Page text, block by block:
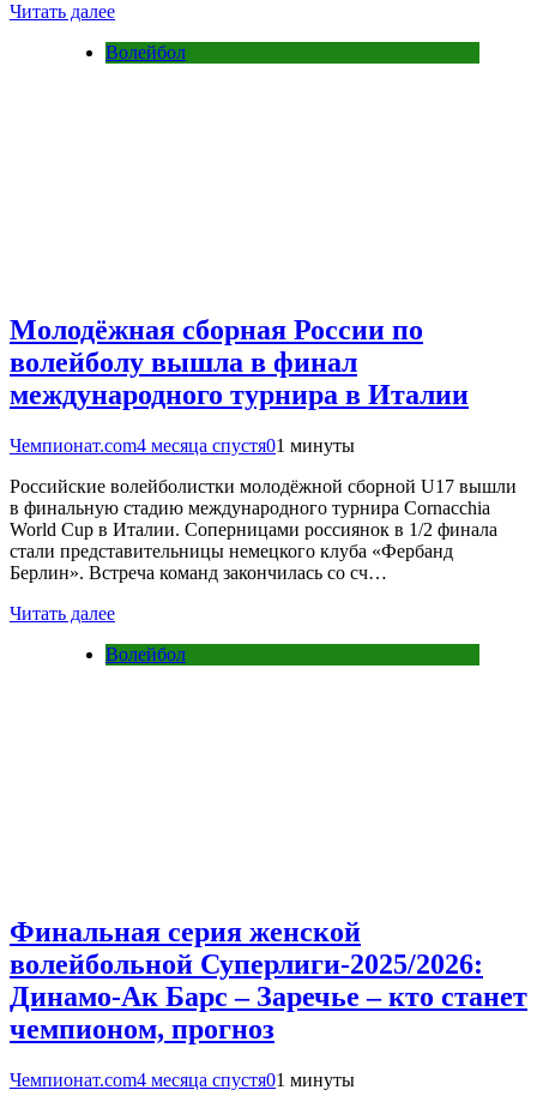
Читать далее
Волейбол
Молодёжная сборная России по
волейболу вышла в финал
международного турнира в Италии
Чемпионат.com4 месяца спустя01 минуты
Российские волейболистки молодёжной сборной U17 вышли
в финальную стадию международного турнира Cornacchia
World Cup в Италии. Соперницами россиянок в 1/2 финала
стали представительницы немецкого клуба «Фербанд
Берлин». Встреча команд закончилась со сч…
Читать далее
Волейбол
Финальная серия женской
волейбольной Суперлиги-2025/2026:
Динамо-Ак Барс – Заречье – кто станет
чемпионом, прогноз
Чемпионат.com4 месяца спустя01 минуты